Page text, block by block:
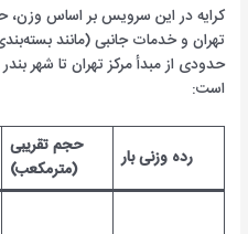
کرایه در این سرویس بر اساس وزن،
تهران و خدمات جانبی (مانند
حدودی از مبدأ مرکز تهران تا شهر
است:
رده وزنی بار
حجم تقریبی
(مترمکعب)